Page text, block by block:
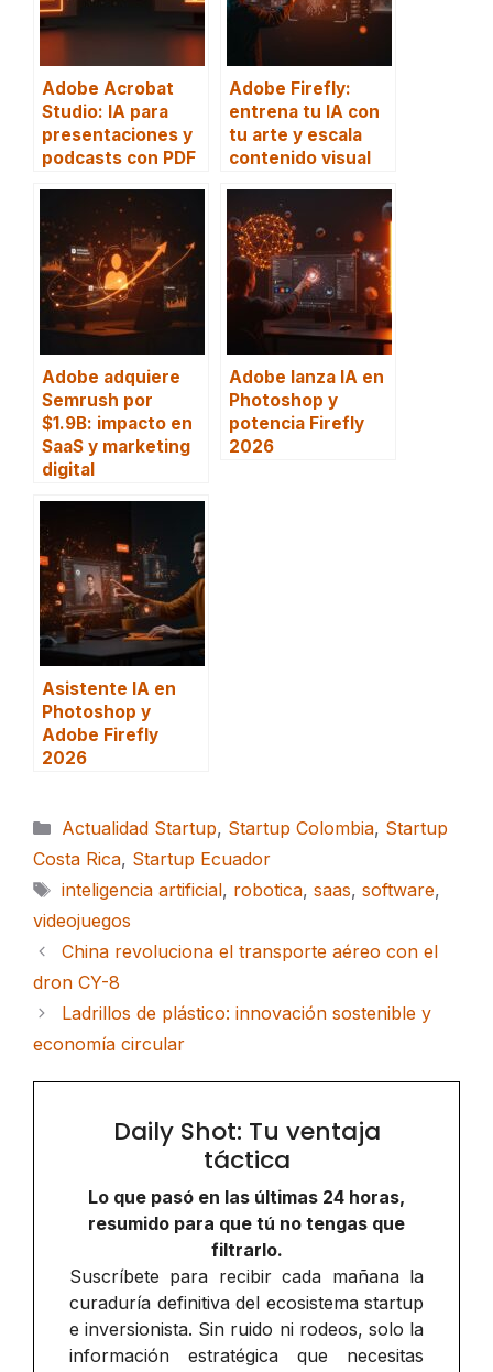
Adobe Acrobat
Studio: IA para
presentaciones y
podcasts con PDF
Adobe Firefly:
entrena tu IA con
tu arte y escala
contenido visual
Adobe adquiere
Semrush por
$1.9B: impacto en
SaaS y marketing
digital
Adobe lanza IA en
Photoshop y
potencia Firefly
2026
Asistente IA en
Photoshop y
Adobe Firefly
2026
Categorías
Actualidad Startup, Startup Colombia, Startup
Costa Rica, Startup Ecuador
Etiquetas
inteligencia artificial, robotica, saas, software,
videojuegos
China revoluciona el transporte aéreo con el
dron CY-8
Ladrillos de plástico: innovación sostenible y
economía circular
Daily Shot: Tu ventaja
táctica
Lo que pasó en las últimas 24 horas,
resumido para que tú no tengas que
filtrarlo.
Suscríbete para recibir cada mañana la
curaduría definitiva del ecosistema startup
e inversionista. Sin ruido ni rodeos, solo la
información estratégica que necesitas